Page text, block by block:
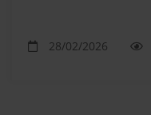
28/02/2026